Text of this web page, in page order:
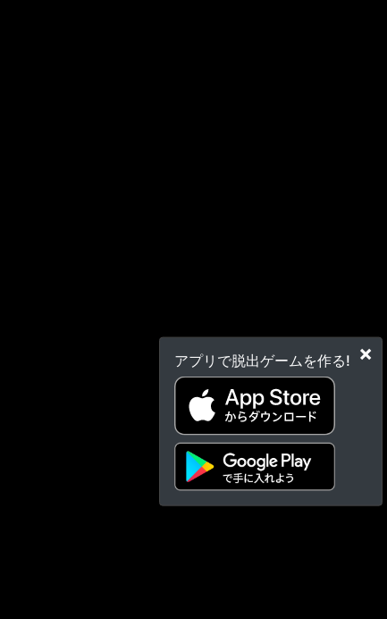
×
アプリで脱出ゲームを作る!